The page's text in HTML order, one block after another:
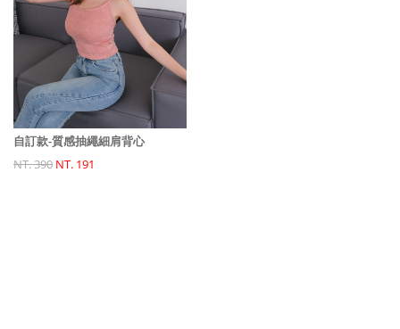
自訂款-質感抽繩細肩背心
NT. 390 NT. 191